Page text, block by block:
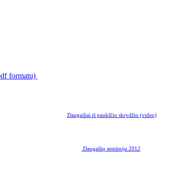
formatu)
Daugailiai iš paukščio skrydžio (video)
Daugailių seniūnija 2012